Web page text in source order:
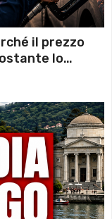
il prezzo
lo